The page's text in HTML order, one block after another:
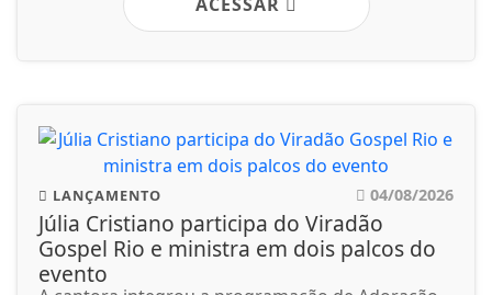
ACESSAR
LANÇAMENTO 04/08/2026
Júlia Cristiano participa do Viradão
Gospel Rio e ministra em dois palcos do
evento